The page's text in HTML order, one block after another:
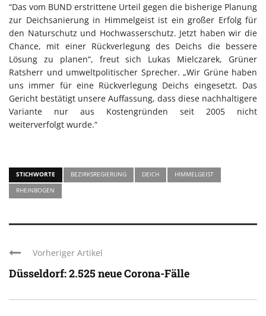
“Das vom BUND erstrittene Urteil gegen die bisherige Planung
zur Deichsanierung in Himmelgeist ist ein großer Erfolg für
den Naturschutz und Hochwasserschutz. Jetzt haben wir die
Chance, mit einer Rückverlegung des Deichs die bessere
Lösung zu planen“, freut sich Lukas Mielczarek, Grüner
Ratsherr und umweltpolitischer Sprecher. „Wir Grüne haben
uns immer für eine Rückverlegung Deichs eingesetzt. Das
Gericht bestätigt unsere Auffassung, dass diese nachhaltigere
Variante nur aus Kostengründen seit 2005 nicht
weiterverfolgt wurde.“
STICHWORTE BEZIRKSREGIERUNG DEICH
HIMMELGEIST
RHEINBOGEN
Vorheriger Artikel
Düsseldorf: 2.525 neue Corona-Fälle